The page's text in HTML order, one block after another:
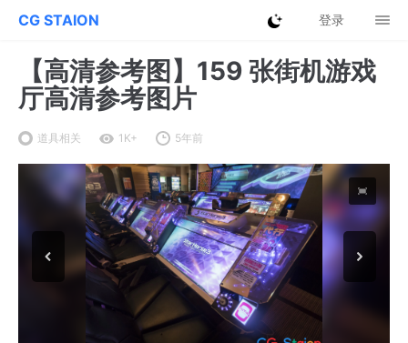
CG STAION 登录
【高清参考图】159 张街机游戏
厅高清参考图片
道具相关 1K+ 5年前